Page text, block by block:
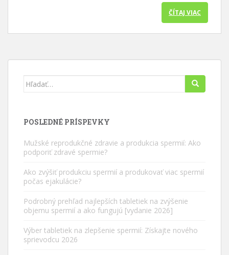
ČÍTAJ VIAC
Hľadať:
POSLEDNÉ PRÍSPEVKY
Mužské reprodukčné zdravie a produkcia spermií: Ako
podporiť zdravé spermie?
Ako zvýšiť produkciu spermií a produkovať viac spermií
počas ejakulácie?
Podrobný prehľad najlepších tabletiek na zvýšenie
objemu spermií a ako fungujú [vydanie 2026]
Výber tabletiek na zlepšenie spermií: Získajte nového
sprievodcu 2026